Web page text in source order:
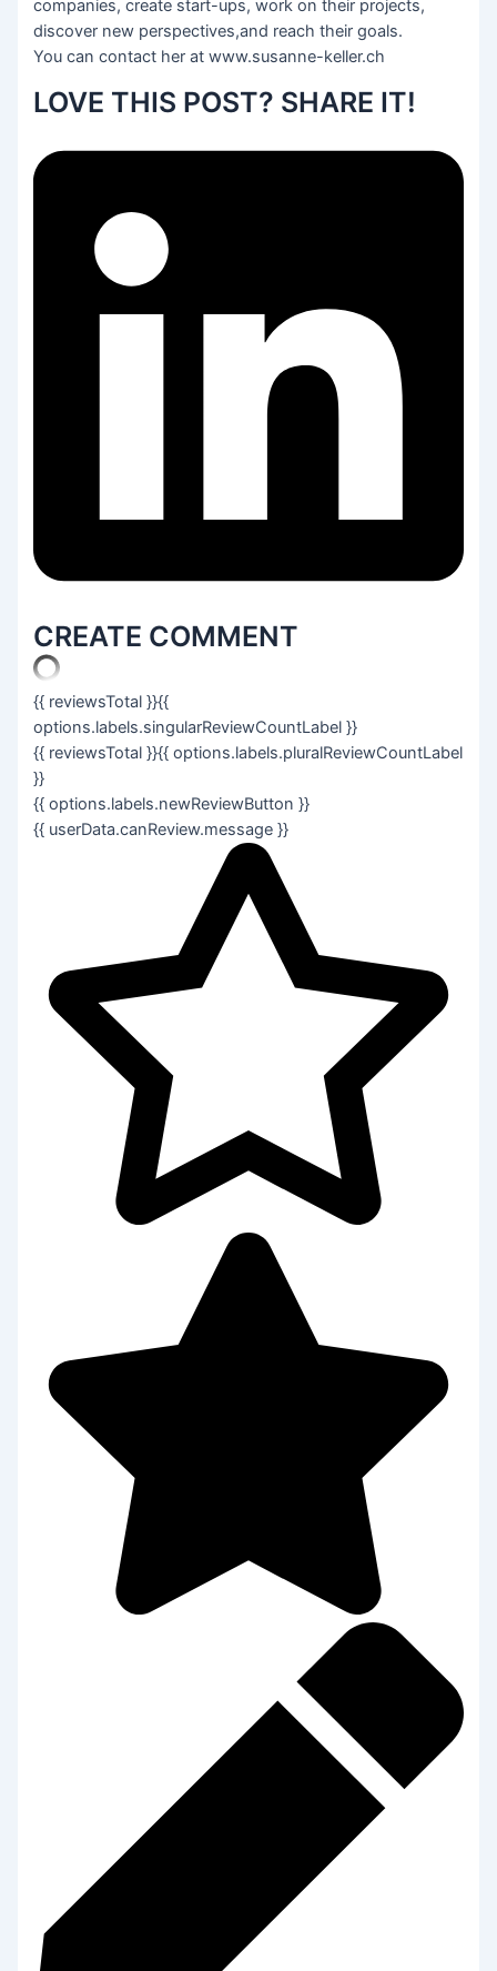
companies, create start-ups, work on their projects,
discover new perspectives,and reach their goals.
You can contact her at www.susanne-keller.ch
LOVE THIS POST? SHARE IT!
CREATE COMMENT
{{ reviewsTotal }}{{
options.labels.singularReviewCountLabel }}
{{ reviewsTotal }}{{ options.labels.pluralReviewCountLabel
}}
{{ options.labels.newReviewButton }}
{{ userData.canReview.message }}